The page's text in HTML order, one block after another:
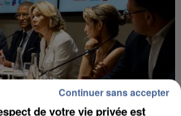
de votre vie privée est
Continuer sans accepter